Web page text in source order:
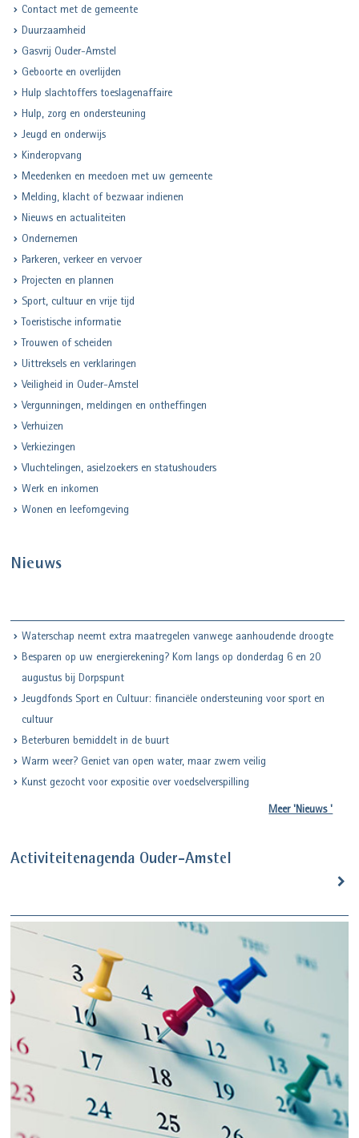
Contact met de gemeente
Duurzaamheid
Gasvrij Ouder-Amstel
Geboorte en overlijden
Hulp slachtoffers toeslagenaffaire
Hulp, zorg en ondersteuning
Jeugd en onderwijs
Kinderopvang
Meedenken en meedoen met uw gemeente
Melding, klacht of bezwaar indienen
Nieuws en actualiteiten
Ondernemen
Parkeren, verkeer en vervoer
Projecten en plannen
Sport, cultuur en vrije tijd
Toeristische informatie
Trouwen of scheiden
Uittreksels en verklaringen
Veiligheid in Ouder-Amstel
Vergunningen, meldingen en ontheffingen
Verhuizen
Verkiezingen
Vluchtelingen, asielzoekers en statushouders
Werk en inkomen
Wonen en leefomgeving
Nieuws
Waterschap neemt extra maatregelen vanwege aanhoudende droogte
Besparen op uw energierekening? Kom langs op donderdag 6 en 20
augustus bij Dorpspunt
Jeugdfonds Sport en Cultuur: financiële ondersteuning voor sport en
cultuur
Beterburen bemiddelt in de buurt
Warm weer? Geniet van open water, maar zwem veilig
Kunst gezocht voor expositie over voedselverspilling
Meer 'Nieuws '
Activiteitenagenda Ouder-Amstel